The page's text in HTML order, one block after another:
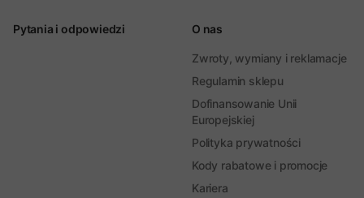
Pytania i odpowiedzi O nas
Zwroty, wymiany i reklamacje
Regulamin sklepu
Dofinansowanie Unii
Europejskiej
Polityka prywatności
Kody rabatowe i promocje
Kariera